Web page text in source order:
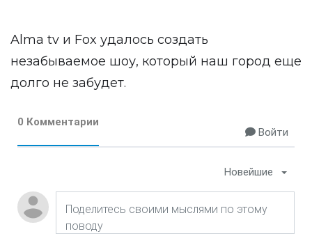
Alma tv и Fox удалось создать
незабываемое шоу, который наш город еще
долго не забудет.
0 Комментарии
Войти
Новейшие